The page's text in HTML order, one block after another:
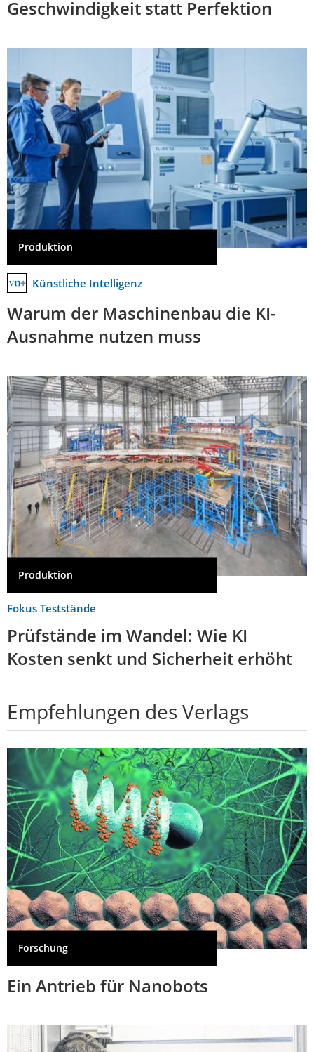
Geschwindigkeit statt Perfektion
Produktion
Künstliche Intelligenz
Warum der Maschinenbau die KI-
Ausnahme nutzen muss
Produktion
Fokus Teststände
Prüfstände im Wandel: Wie KI
Kosten senkt und Sicherheit erhöht
Empfehlungen des Verlags
Forschung
Ein Antrieb für Nanobots